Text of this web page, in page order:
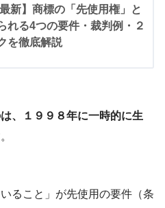
最新】商標の「先使用権」と
れる4つの要件・裁判例・２
を徹底解説
、１９９８年に一時的に生
ること」が先使用の要件（条